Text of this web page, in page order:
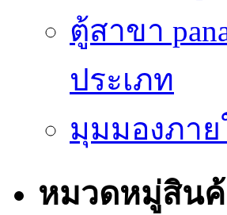
ตู้สาขา
ประเภท
มุมมองภาย
หมวดหมู่สิน